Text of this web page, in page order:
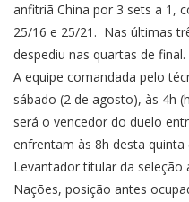
anfitriã China por 3 sets a 1,
25/16 e 25/21. Nas últimas
despediu nas quartas de final.
A equipe comandada pelo
sábado (2 de agosto), às 4h
será o vencedor do duelo
enfrentam às 8h desta quinta
Levantador titular da seleção
Nações, posição antes